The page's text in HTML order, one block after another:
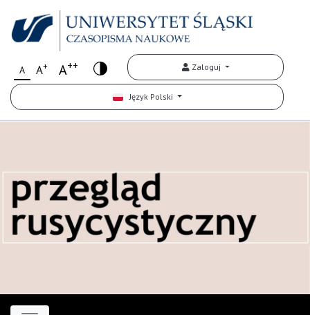
A A+ A++ Zaloguj
Język Polski